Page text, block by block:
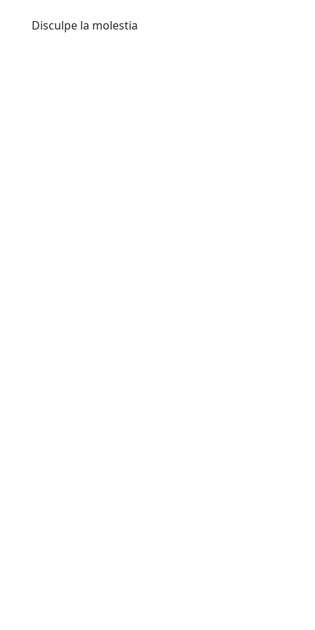
Disculpe la molestia